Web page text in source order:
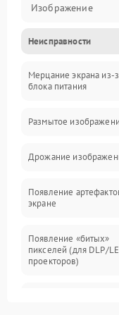
Изображение
Лампа подсветки
Неисправность
Неисправности
Мерцание экрана из-
блока питания
Размытое
Дрожание
Появление
экране
Появление «битых»
пикселей (для DLP/
проекторов)